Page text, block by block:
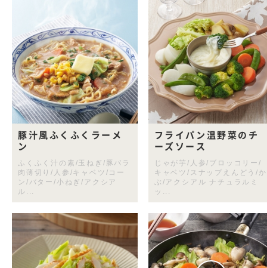
豚汁風ふくふくラーメ
ン
ふくふく汁の素/玉ねぎ/豚バラ
肉薄切り/人参/キャベツ/コー
ン/バター/小ねぎ/アクシア
ル...
フライパン温野菜のチ
ーズソース
じゃが芋/人参/ブロッコリー/
キャベツ/スナップえんどう/か
ぶ/アクシアル ナチュラルミ
ッ...